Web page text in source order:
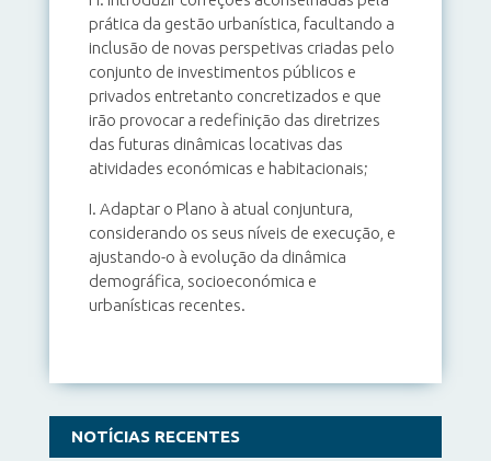
prática da gestão urbanística, facultando a
inclusão de novas perspetivas criadas pelo
conjunto de investimentos públicos e
privados entretanto concretizados e que
irão provocar a redefinição das diretrizes
das futuras dinâmicas locativas das
atividades económicas e habitacionais;
I. Adaptar o Plano à atual conjuntura,
considerando os seus níveis de execução, e
ajustando-o à evolução da dinâmica
demográfica, socioeconómica e
urbanísticas recentes.
NOTÍCIAS RECENTES